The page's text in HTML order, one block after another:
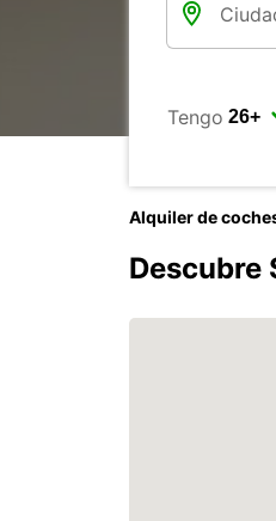
Tengo
Alquiler de
Descubre